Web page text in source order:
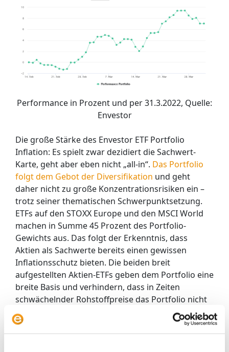
Performance in Prozent und per 31.3.2022, Quelle:
Envestor
Die große Stärke des Envestor ETF Portfolio
Inflation: Es spielt zwar dezidiert die Sachwert-
Karte, geht aber eben nicht „all-in“. Das Portfolio
folgt dem Gebot der Diversifikation und geht
daher nicht zu große Konzentrationsrisiken ein –
trotz seiner thematischen Schwerpunktsetzung.
ETFs auf den STOXX Europe und den MSCI World
machen in Summe 45 Prozent des Portfolio-
Gewichts aus. Das folgt der Erkenntnis, dass
Aktien als Sachwerte bereits einen gewissen
Inflationsschutz bieten. Die beiden breit
aufgestellten Aktien-ETFs geben dem Portfolio eine
breite Basis und verhindern, dass in Zeiten
schwächelnder Rohstoffpreise das Portfolio nicht
untergeht.
Weil per Saldo die Verluste und Gewinne der